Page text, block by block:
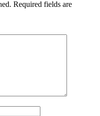
Required fields are